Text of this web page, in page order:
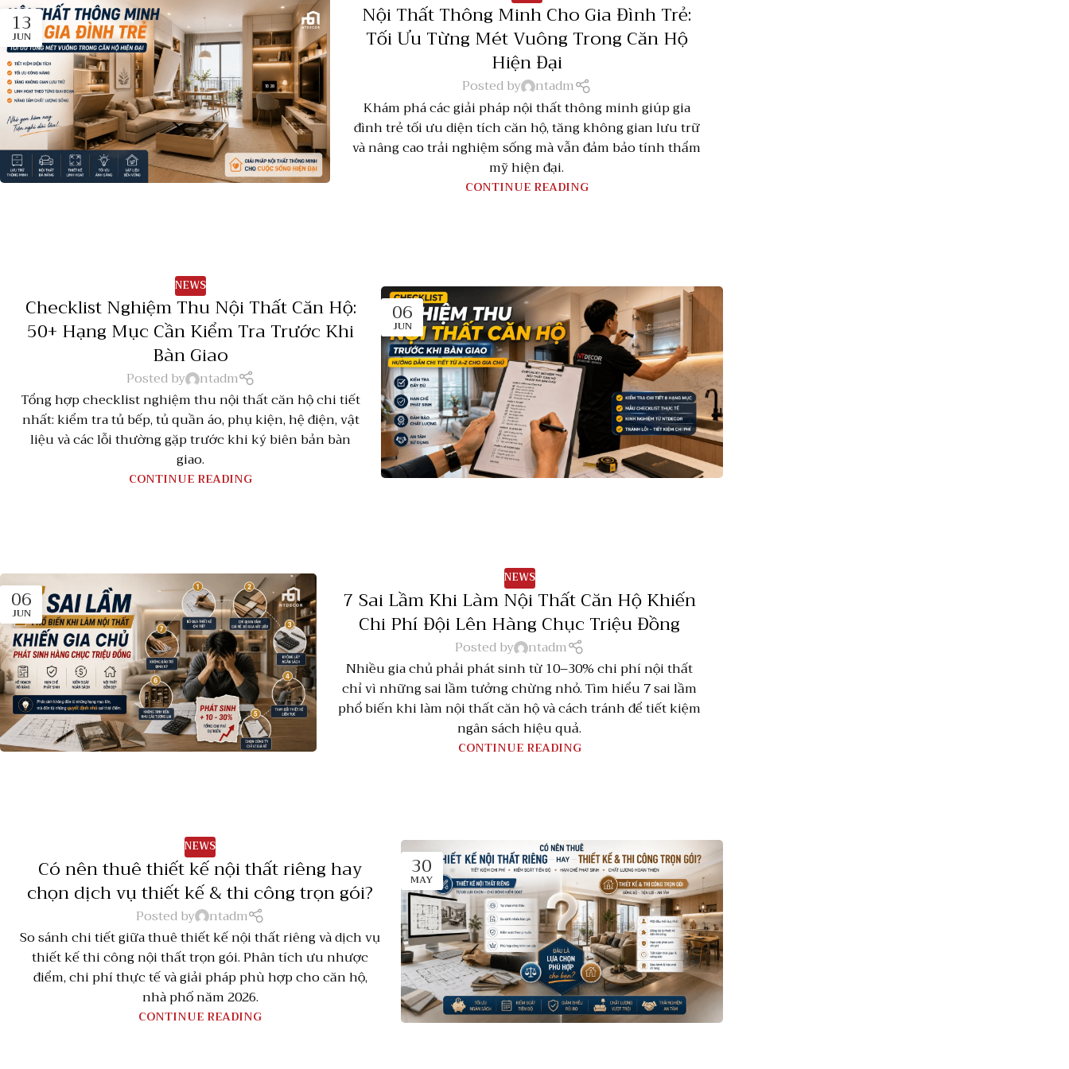
13
JUN
Nội Thất Thông Minh Cho Gia Đình Trẻ:
Tối Ưu Từng Mét Vuông Trong Căn Hộ
Hiện Đại
Posted by
ntadm
Khám phá các giải pháp nội thất thông minh giúp gia
đình trẻ tối ưu diện tích căn hộ, tăng không gian lưu trữ
và nâng cao trải nghiệm sống mà vẫn đảm bảo tính thẩm
mỹ hiện đại.
CONTINUE READING
06
JUN
NEWS
Checklist Nghiệm Thu Nội Thất Căn Hộ:
50+ Hạng Mục Cần Kiểm Tra Trước Khi
Bàn Giao
Posted by
ntadm
Tổng hợp checklist nghiệm thu nội thất căn hộ chi tiết
nhất: kiểm tra tủ bếp, tủ quần áo, phụ kiện, hệ điện, vật
liệu và các lỗi thường gặp trước khi ký biên bản bàn
giao.
CONTINUE READING
06
JUN
NEWS
7 Sai Lầm Khi Làm Nội Thất Căn Hộ Khiến
Chi Phí Đội Lên Hàng Chục Triệu Đồng
Posted by
ntadm
Nhiều gia chủ phải phát sinh từ 10–30% chi phí nội thất
chỉ vì những sai lầm tưởng chừng nhỏ. Tìm hiểu 7 sai lầm
phổ biến khi làm nội thất căn hộ và cách tránh để tiết kiệm
ngân sách hiệu quả.
CONTINUE READING
30
MAY
NEWS
Có nên thuê thiết kế nội thất riêng hay
chọn dịch vụ thiết kế & thi công trọn gói?
Posted by
ntadm
So sánh chi tiết giữa thuê thiết kế nội thất riêng và dịch vụ
thiết kế thi công nội thất trọn gói. Phân tích ưu nhược
điểm, chi phí thực tế và giải pháp phù hợp cho căn hộ,
nhà phố năm 2026.
CONTINUE READING